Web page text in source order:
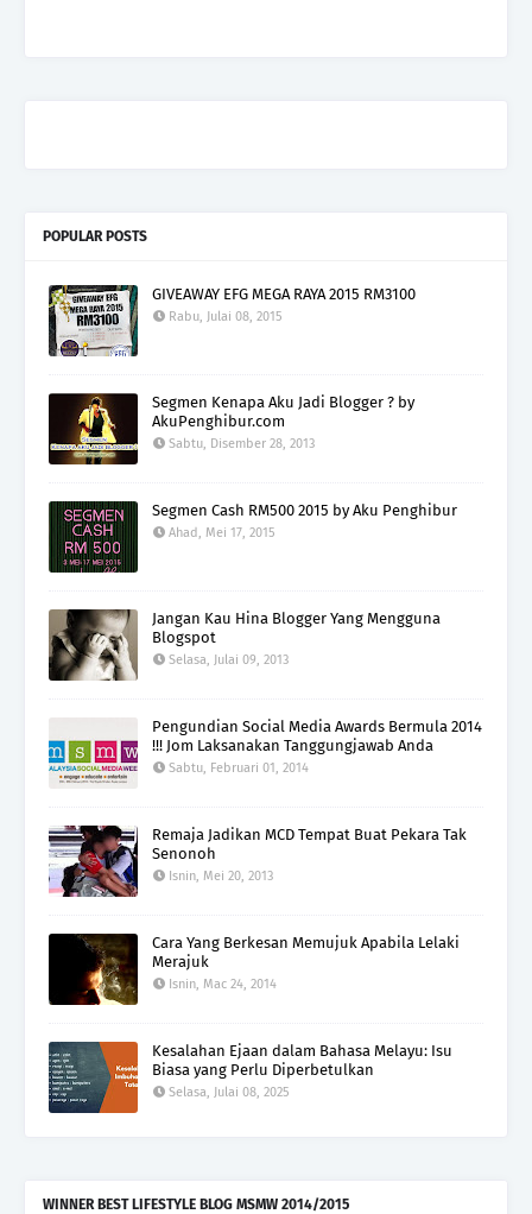
POPULAR POSTS
GIVEAWAY EFG MEGA RAYA 2015 RM3100
Rabu, Julai 08, 2015
Segmen Kenapa Aku Jadi Blogger ? by
AkuPenghibur.com
Sabtu, Disember 28, 2013
Segmen Cash RM500 2015 by Aku Penghibur
Ahad, Mei 17, 2015
Jangan Kau Hina Blogger Yang Mengguna
Blogspot
Selasa, Julai 09, 2013
Pengundian Social Media Awards Bermula 2014
!!! Jom Laksanakan Tanggungjawab Anda
Sabtu, Februari 01, 2014
Remaja Jadikan MCD Tempat Buat Pekara Tak
Senonoh
Isnin, Mei 20, 2013
Cara Yang Berkesan Memujuk Apabila Lelaki
Merajuk
Isnin, Mac 24, 2014
Kesalahan Ejaan dalam Bahasa Melayu: Isu
Biasa yang Perlu Diperbetulkan
Selasa, Julai 08, 2025
WINNER BEST LIFESTYLE BLOG MSMW 2014/2015